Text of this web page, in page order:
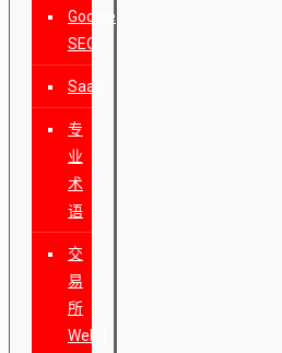
Google
SEO
SaaS
专
业
术
语
交
易
所
Web3